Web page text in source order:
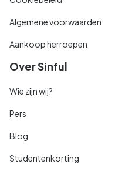
Algemene voorwaarden
Aankoop herroepen
Over Sinful
Wie zijn wij?
Pers
Blog
Studentenkorting